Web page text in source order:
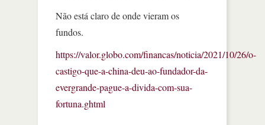
Não está claro de onde vieram os
fundos.
https://valor.globo.com/financas/noticia/2021/10/26/o-
castigo-que-a-china-deu-ao-fundador-da-
evergrande-pague-a-divida-com-sua-
fortuna.ghtml